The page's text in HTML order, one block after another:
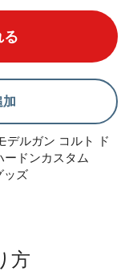
る
加
デルガン コルト ド
ードンカスタム
ッズ
方